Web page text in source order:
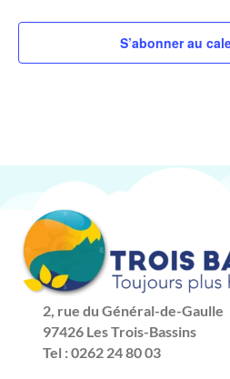
S’abonner au
2, rue du Général-de-Gaulle
97426 Les Trois-Bassins
Tel : 0262 24 80 03